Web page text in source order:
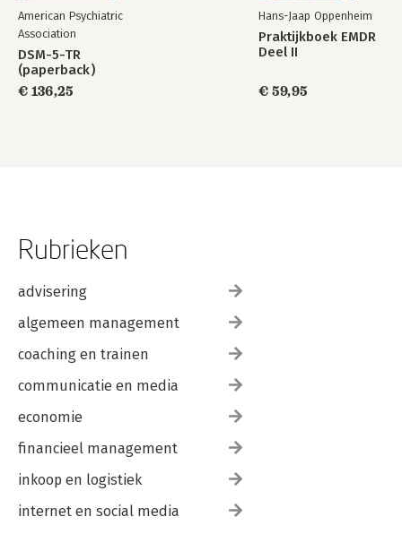
American Psychiatric
Association
DSM-5-TR
(paperback)
€ 136,25
Hans-Jaap Oppenheim
Praktijkboek EMDR
Deel II
€ 59,95
Rubrieken
advisering
algemeen management
coaching en trainen
communicatie en media
economie
financieel management
inkoop en logistiek
internet en social media